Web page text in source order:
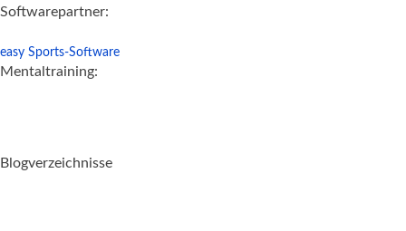
Softwarepartner:
easy Sports-Software
Mentaltraining:
Blogverzeichnisse